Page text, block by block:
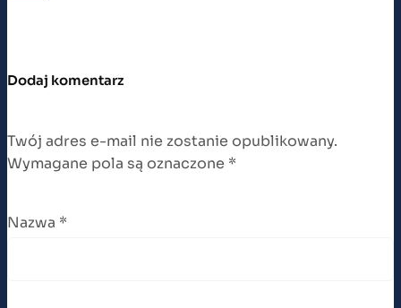
Dodaj komentarz
Twój adres e-mail nie zostanie opublikowany.
Wymagane pola są oznaczone *
Nazwa *